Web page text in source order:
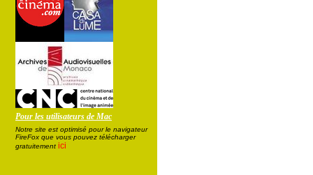
Pour les utilisateurs de Mac
Notre site est optimisé pour le navigateur
FireFox que vous pouvez télécharger
gratuitement ici